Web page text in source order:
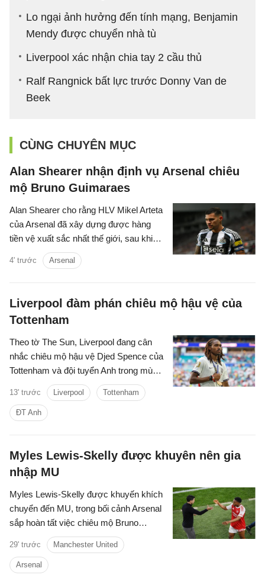
Lo ngại ảnh hưởng đến tính mạng, Benjamin
Mendy được chuyển nhà tù
Liverpool xác nhận chia tay 2 cầu thủ
Ralf Rangnick bất lực trước Donny Van de
Beek
CÙNG CHUYÊN MỤC
Alan Shearer nhận định vụ Arsenal chiêu
mộ Bruno Guimaraes
Alan Shearer cho rằng HLV Mikel Arteta
của Arsenal đã xây dựng được hàng
tiền vệ xuất sắc nhất thế giới, sau khi
chiêu mộ Bruno Guimaraes.
4' trước Arsenal
Liverpool đàm phán chiêu mộ hậu vệ của
Tottenham
Theo tờ The Sun, Liverpool đang cân
nhắc chiêu mộ hậu vệ Djed Spence của
Tottenham và đội tuyển Anh trong mùa
13' trước Liverpool Tottenham
ĐT Anh
Myles Lewis-Skelly được khuyên nên gia
nhập MU
Myles Lewis-Skelly được khuyến khích
chuyển đến MU, trong bối cảnh Arsenal
sắp hoàn tất việc chiêu mộ Bruno
Guimaraes.
29' trước Manchester United
Arsenal